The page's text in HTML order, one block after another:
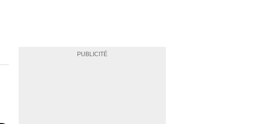
PUBLICITÉ